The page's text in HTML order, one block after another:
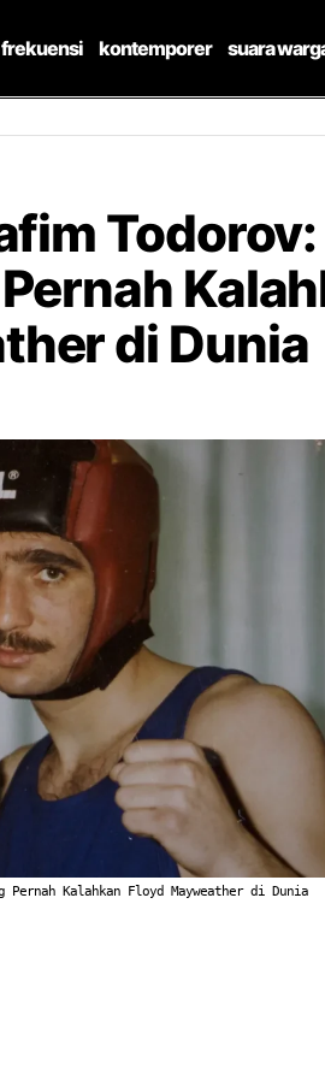
frekuensi kontemporer suara
di Dunia
Kalahkan Floyd Mayweather di Dunia